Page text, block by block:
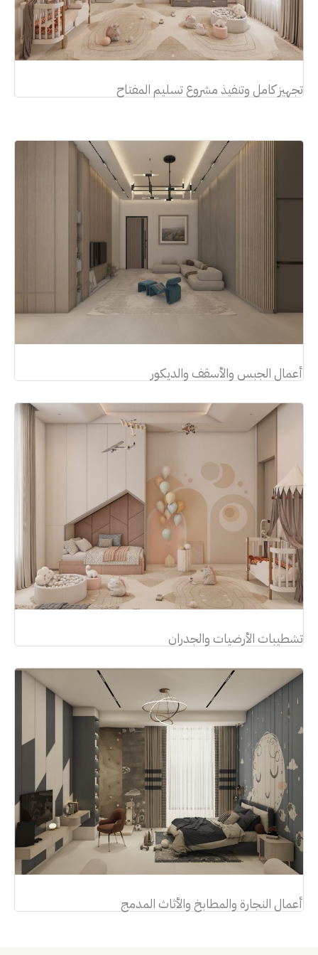
تجهيز كامل وتنفيذ مشروع تسليم المفتاح
أعمال الجبس والأسقف والديكور
تشطيبات الأرضيات والجدران
أعمال النجارة والمطابخ والأثاث المدمج